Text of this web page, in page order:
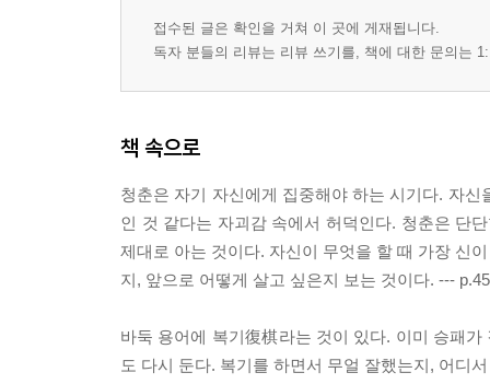
접수된 글은 확인을 거쳐 이 곳에 게재됩니다.
독자 분들의 리뷰는 리뷰 쓰기를, 책에 대한 문의는
책 속으로
청춘은 자기 자신에게 집중해야 하는 시기다. 자
인 것 같다는 자괴감 속에서 허덕인다. 청춘은 단
제대로 아는 것이다. 자신이 무엇을 할 때 가장 신
지, 앞으로 어떻게 살고 싶은지 보는 것이다. ---
바둑 용어에 복기復棋라는 것이 있다. 이미 승패
도 다시 둔다. 복기를 하면서 무얼 잘했는지, 어디